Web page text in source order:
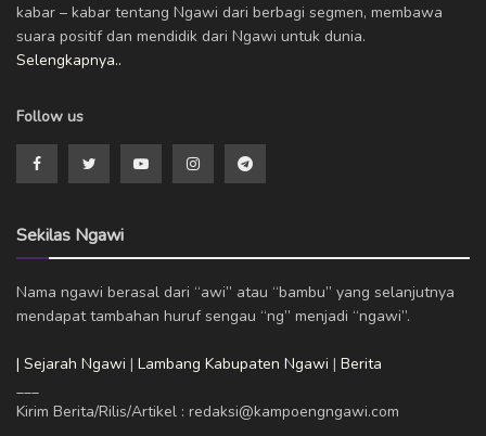
kabar – kabar tentang Ngawi dari berbagi segmen, membawa
suara positif dan mendidik dari Ngawi untuk dunia.
Selengkapnya..
Follow us
Sekilas Ngawi
Nama ngawi berasal dari “awi” atau “bambu” yang selanjutnya
mendapat tambahan huruf sengau “ng” menjadi “ngawi”.
| Sejarah Ngawi | Lambang Kabupaten Ngawi | Berita
Kirim Berita/Rilis/Artikel : redaksi@kampoengngawi.com